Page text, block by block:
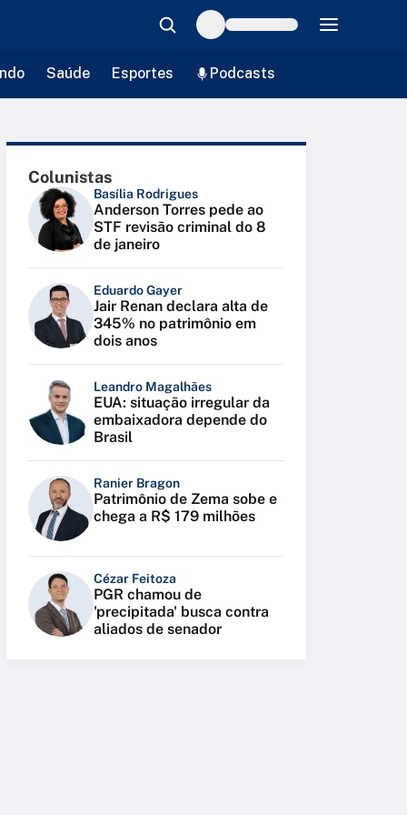
Saúde Esportes Podcasts
Colunistas
Basília Rodrigues
Anderson Torres pede ao
STF revisão criminal do 8
de janeiro
Eduardo Gayer
Jair Renan declara alta de
345% no patrimônio em
dois anos
Leandro Magalhães
EUA: situação irregular da
embaixadora depende do
Brasil
Ranier Bragon
Patrimônio de Zema sobe e
chega a R$ 179 milhões
Cézar Feitoza
PGR chamou de
'precipitada' busca contra
aliados de senador